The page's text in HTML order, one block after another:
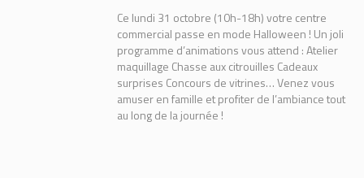
Ce lundi 31 octobre (10h-18h) votre centre
commercial passe en mode Halloween ! Un joli
programme d’animations vous attend : Atelier
maquillage Chasse aux citrouilles Cadeaux
surprises Concours de vitrines… Venez vous
amuser en famille et profiter de l’ambiance tout
au long de la journée !